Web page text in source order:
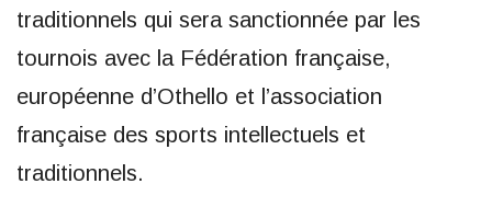
traditionnels qui sera sanctionnée par les
tournois avec la Fédération française,
européenne d’Othello et l’association
française des sports intellectuels et
traditionnels.